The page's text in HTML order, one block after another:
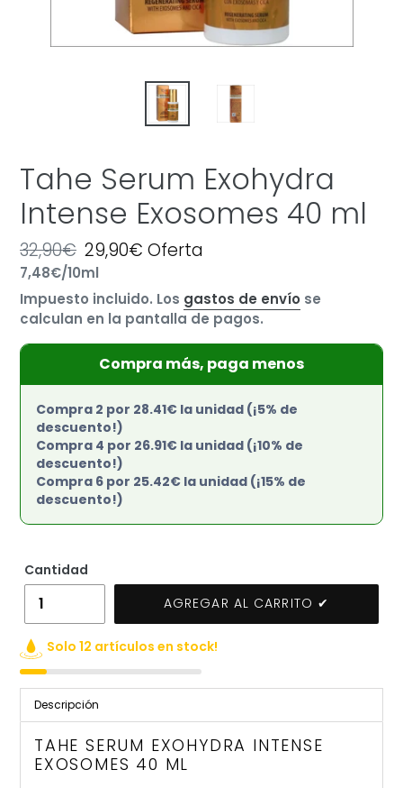
Tahe Serum Exohydra
Intense Exosomes 40 ml
Precio
habitual
32,90€ Precio
de
oferta
29,90€Oferta
Precio
unitario
7,48€/por
10ml
Impuesto incluido. Los gastos de envío se
calculan en la pantalla de pagos.
Compra más, paga menos
Compra 2 por 28.41€ la unidad (¡5% de
descuento!)
Compra 4 por 26.91€ la unidad (¡10% de
descuento!)
Compra 6 por 25.42€ la unidad (¡15% de
descuento!)
Cantidad
AGREGAR AL CARRITO ✔
Solo 12 artículos en stock!
producto
Descripción
TAHE SERUM EXOHYDRA INTENSE
EXOSOMES 40 ML